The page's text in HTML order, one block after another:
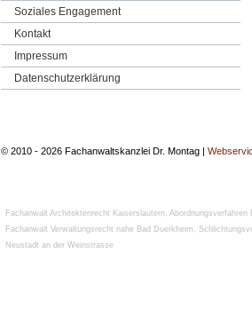
Soziales Engagement
Kontakt
Impressum
Datenschutzerklärung
© 2010 - 2026 Fachanwaltskanzlei Dr. Montag |
Fachanwalt Architektenrecht Kaiserslautern Abordnungsverfahren
Fachanwalt Verwaltungsrecht nahe Bad Duerkheim
Neustadt an der Weinstrasse